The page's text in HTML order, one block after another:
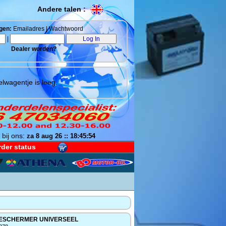
Andere talen :
Emailadres | Wachtwoord
Dealer worden?
is leeg.
bij ons: za 8 aug 26 :: 18:45:55
status
UNIVERSEEL